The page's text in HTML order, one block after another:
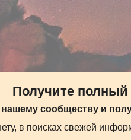
Получите полный
сообществу и
в поисках свежей